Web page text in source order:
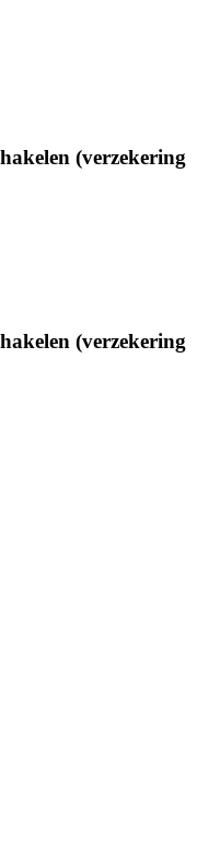
(verzekering
(verzekering